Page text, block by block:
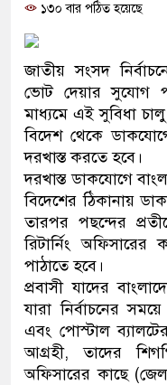
১৩০ বার পঠিত হয়েছে
জাতীয় সংসদ
ভোট দেয়ার সুযোগ
মাধ্যমে এই সুবিধা
বিদেশ থেকে
দরখাস্ত করতে হবে।
দরখাস্ত ডাকযোগে
বিদেশের ঠিকানায়
তারপর পছন্দের
রিটার্নিং
পাঠাতে হবে।
প্রবাসী যাদের
যারা নির্বাচনের
এবং পোস্টাল
আগ্রহী, তাদের
অফিসারের কাছে